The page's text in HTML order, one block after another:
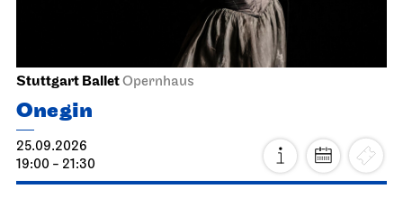
Stuttgart BalletOpernhaus
Onegin
25.09.2026
19:00 - 21:30